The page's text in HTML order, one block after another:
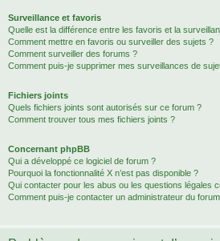
Surveillance et favoris
Quelle est la différence entre les favoris et la
Comment mettre en favoris ou surveiller des sujets ?
Comment surveiller des forums ?
Comment puis-je supprimer mes surveillances de
Fichiers joints
Quels fichiers joints sont autorisés sur ce forum ?
Comment trouver tous mes fichiers joints ?
Concernant phpBB
Qui a développé ce logiciel de forum ?
Pourquoi la fonctionnalité X n’est pas disponible ?
Qui contacter pour les abus ou les questions légales
Comment puis-je contacter un administrateur du